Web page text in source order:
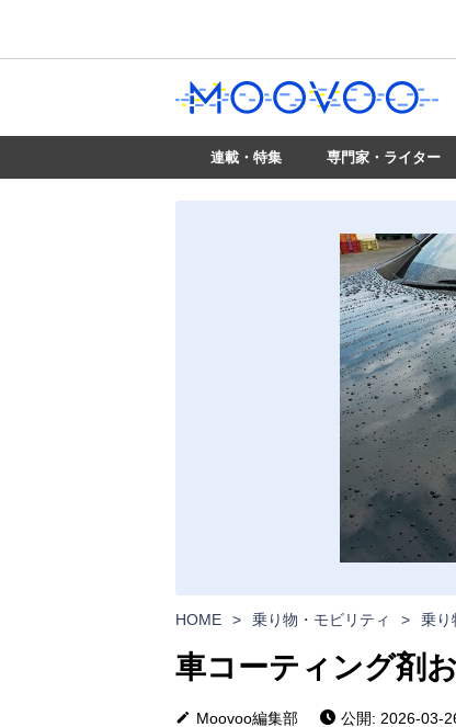
連載・特集 専門家・ライター
HOME > 乗り物・モビリティ > 乗り
車コーティング剤
Moovoo編集部
公開: 2026-03-